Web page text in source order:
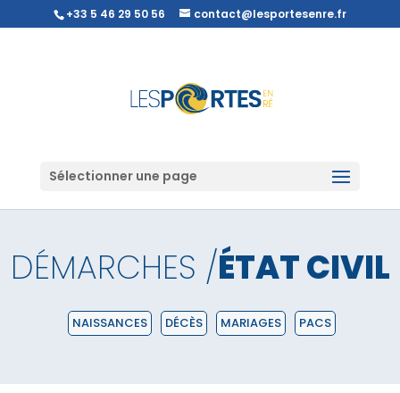
+33 5 46 29 50 56 contact@lesportesenre.fr
Sélectionner une page
DÉMARCHES /ÉTAT CIVIL
NAISSANCES DÉCÈS MARIAGES PACS